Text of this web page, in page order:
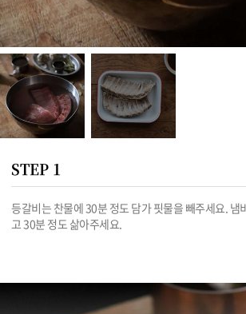
STEP 1
등갈비는 찬물에 30분 정도 담가 핏물을 빼주세요. 냄
고 30분 정도 삶아주세요.